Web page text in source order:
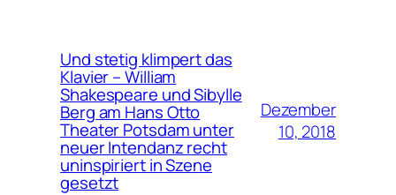
Und stetig klimpert das
Klavier – William
Shakespeare und Sibylle
Berg am Hans Otto
Theater Potsdam unter
neuer Intendanz recht
uninspiriert in Szene
gesetzt
Dezember
10, 2018